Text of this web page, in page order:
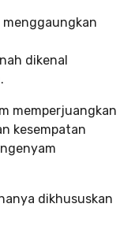
dikenal
memperjuangkan
kesempatan
dikhususkan